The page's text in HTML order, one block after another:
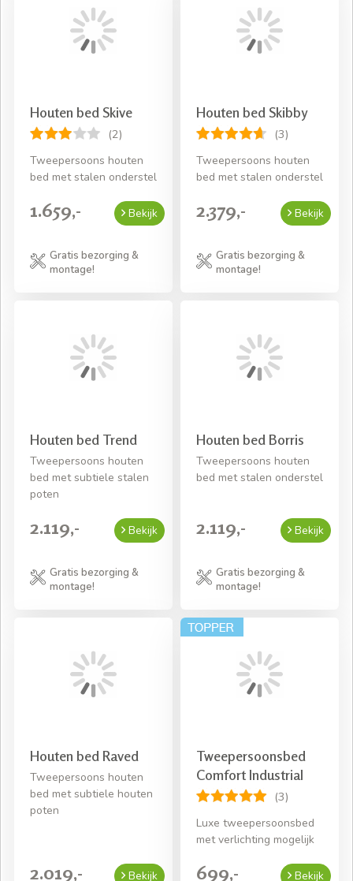
Houten bed Skive
(2)
Tweepersoons houten
bed met stalen onderstel
1.659,- Bekijk
Gratis bezorging &
montage!
Houten bed Skibby
(3)
Tweepersoons houten
bed met stalen onderstel
2.379,- Bekijk
Gratis bezorging &
montage!
Houten bed Trend
Tweepersoons houten
bed met subtiele stalen
poten
2.119,- Bekijk
Gratis bezorging &
montage!
Houten bed Borris
Tweepersoons houten
bed met stalen onderstel
2.119,- Bekijk
Gratis bezorging &
montage!
Houten bed Raved
Tweepersoons houten
bed met subtiele houten
poten
2.019,- Bekijk
Tweepersoonsbed
Comfort Industrial
(3)
Luxe tweepersoonsbed
met verlichting mogelijk
699,- Bekijk